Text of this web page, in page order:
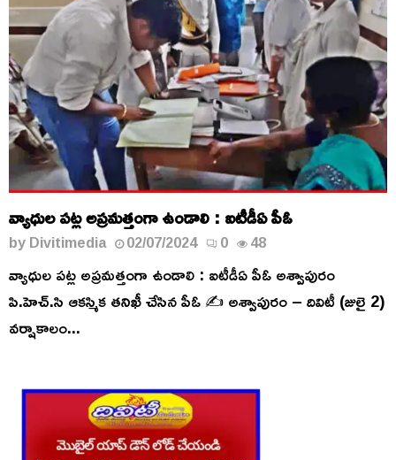
వ్యాధుల పట్ల అప్రమత్తంగా ఉండాలి : ఐటీడీఏ పీఓ
byDivitimedia 02/07/2024 0 48
వ్యాధుల పట్ల అప్రమత్తంగా ఉండాలి : ఐటీడీఏ పీఓ అశ్వాపురం
పి.హెచ్.సి ఆకస్మిక తనిఖీ చేసిన పీఓ ✍️ అశ్వాపురం – దివిటీ (జులై 2)
వర్షాకాలం...